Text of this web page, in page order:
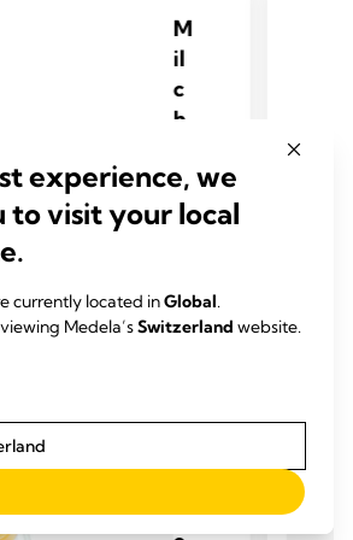
M
il
c
h
u
m
n
f
d
p
experience, we
to visit your local
currently located inGlobal.
Medela’sSwitzerland website.